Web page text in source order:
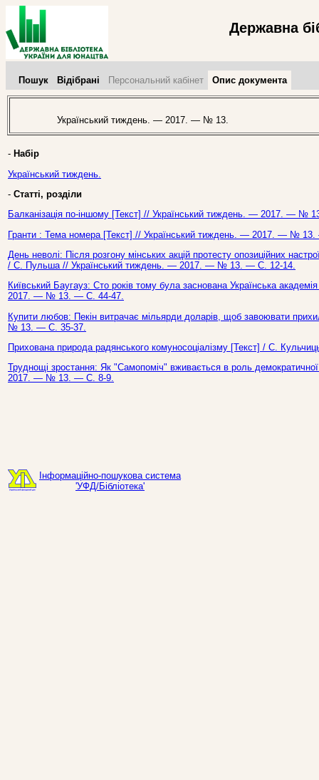
Державна
Пошук Відібрані Персональний кабінет Опис документа
Український тиждень. — 2017. — № 13.
- Набір
Український тиждень.
- Статті, розділи
Балканізація по-іншому [Текст] // Український тиждень. — 2017. — №
Гранти : Тема номера [Текст] // Український тиждень. — 2017. — №
День неволі: Після розгону мінських акцій протесту опозиційних
/ С. Пульша // Український тиждень. — 2017. — № 13. — С. 12-14.
Київський Баугауз: Сто років тому була заснована Українська
2017. — № 13. — С. 44-47.
Купити любов: Пекін витрачає мільярди доларів, щоб завоювати
№ 13. — С. 35-37.
Прихована природа радянського комуносоціалізму [Текст] / С.
Труднощі зростання: Як "Самопоміч" вживається в роль
2017. — № 13. — С. 8-9.
Інформаційно-пошукова система
'УФД/Бібліотека'